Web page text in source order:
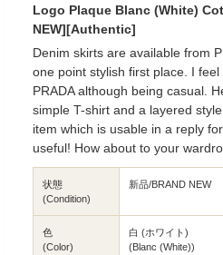
Logo Plaque Blanc (White)
NEW][Authentic]
Denim skirts are available from
one point stylish first place. I
PRADA although being casual.
simple T-shirt and a layered
item which is usable in a reply
useful! How about to your
状態
(Condition)
新品/BRAND NEW
色
(Color)
白 (ホワイト)
(Blanc (White))